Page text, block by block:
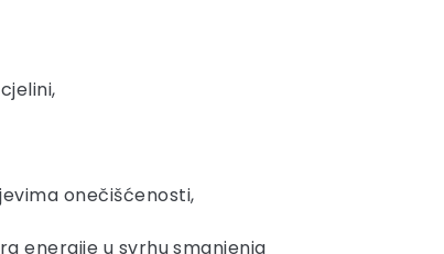
onečišćenosti,
energije u svrhu smanjenja